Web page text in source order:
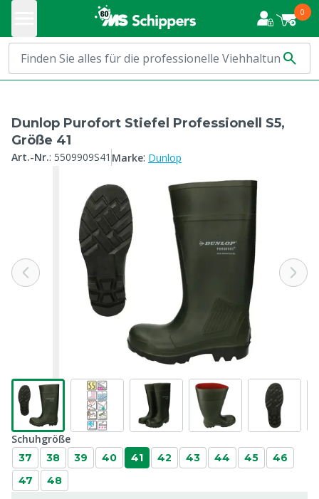
0
Dunlop Purofort Stiefel Professionell S5,
Größe 41
Art.-Nr.: 5509909S41 Marke: Dunlop
Schuhgröße
37 38 39 40 41 42 43 44 45
46
47
48